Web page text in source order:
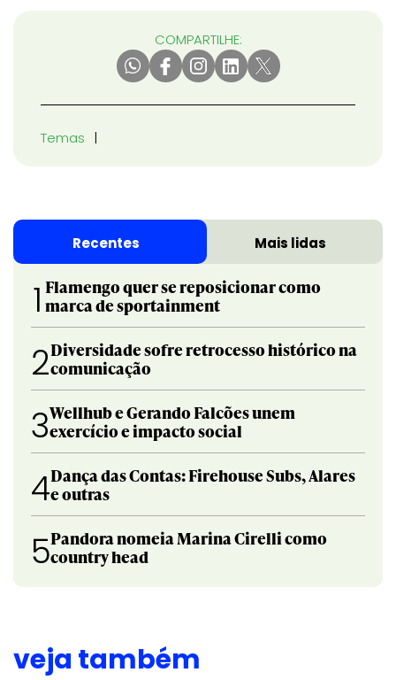
COMPARTILHE:
Temas
Recentes Mais lidas
1 Flamengo quer se reposicionar como
marca de sportainment
2Diversidade sofre retrocesso histórico na
comunicação
3Wellhub e Gerando Falcões unem
exercício e impacto social
4Dança das Contas: Firehouse Subs, Alares
e outras
5Pandora nomeia Marina Cirelli como
country head
veja também